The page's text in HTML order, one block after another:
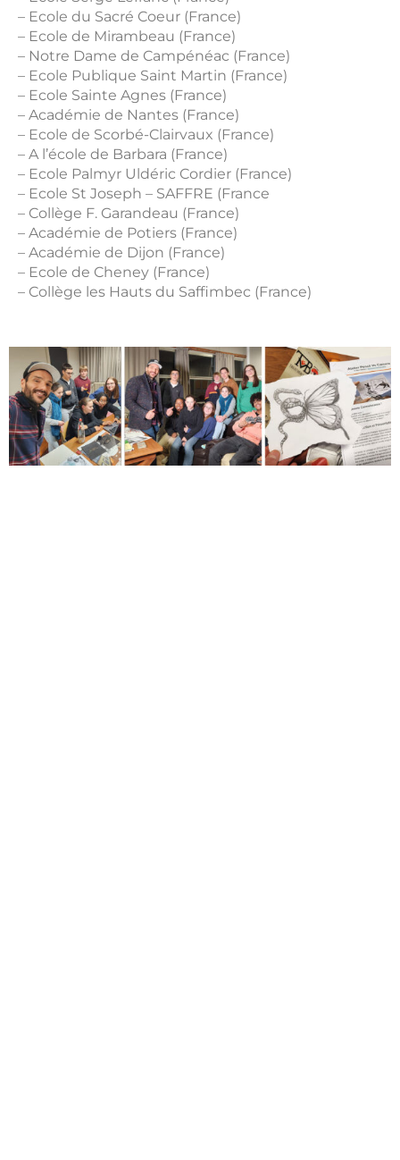
– Ecole du Sacré Coeur (France)
– Ecole de Mirambeau (France)
– Notre Dame de Campénéac (France)
– Ecole Publique Saint Martin (France)
– Ecole Sainte Agnes (France)
– Académie de Nantes (France)
– Ecole de Scorbé-Clairvaux (France)
– A l’école de Barbara (France)
– Ecole Palmyr Uldéric Cordier (France)
– Ecole St Joseph – SAFFRE (France
– Collège F. Garandeau (France)
– Académie de Potiers (France)
– Académie de Dijon (France)
– Ecole de Cheney (France)
– Collège les Hauts du Saffimbec (France)